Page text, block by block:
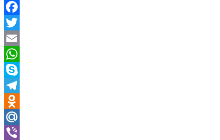
Facebook
Twitter
Email
WhatsApp
Skype
Telegram
Odnoklassniki
Mail.Ru